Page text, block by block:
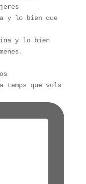
y lo bien que
que vols